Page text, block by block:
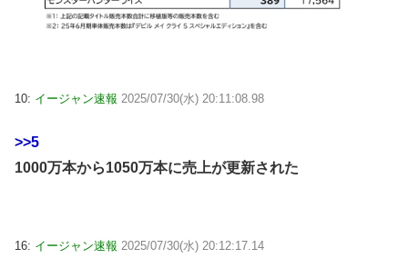
10: イージャン速報 2025/07/30(水) 20:11:08.98
>>5
1000万本から1050万本に売上が更新された
16: イージャン速報 2025/07/30(水) 20:12:17.14